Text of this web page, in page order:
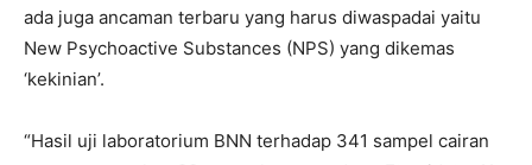
ada juga ancaman terbaru yang harus diwaspadai yaitu
New Psychoactive Substances (NPS) yang dikemas
‘kekinian’.
“Hasil uji laboratorium BNN terhadap 341 sampel cairan